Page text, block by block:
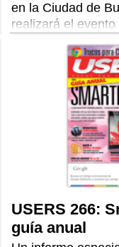
en la Ciudad de
realizará el
comunidad del
USERS 266:
guía anual